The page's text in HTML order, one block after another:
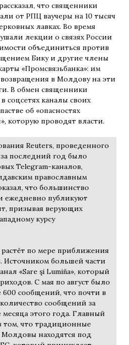
что священники
от РПЦ ваучеры на 10 тысяч
лавках. Во время
лекции о связях России
объединиться против
Бику и другие члены
«Промсвязьбанка»: им
в Молдову на эти
В обмен священники
соцсетях каналы своих
об «опасностях
которую проводят власти.
Reuters, проведенного
последний год было
Telegram-каналов,
православным
что большинство
ежедневно публикуют
призывая верующих
курсу
по мере приближения
Источником большей части
«Sare şi Lumiña», который
С мая по август было
600 сообщений, что почти в
сообщений за
этого года. Главный
том, что традиционные
находятся под